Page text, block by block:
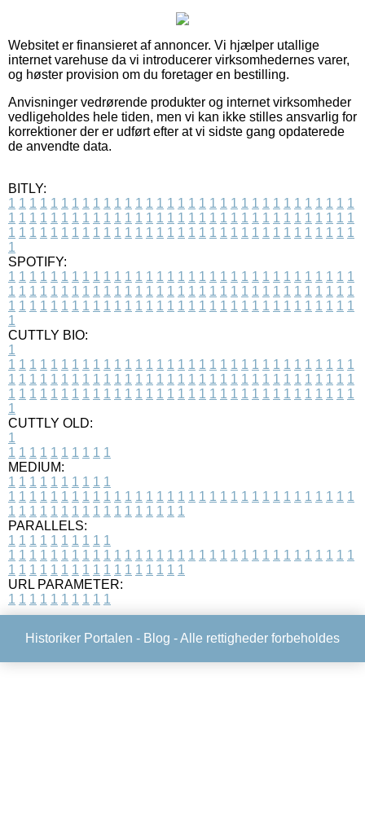
Websitet er finansieret af annoncer. Vi hjælper utallige
internet varehuse da vi introducerer virksomhedernes varer,
og høster provision om du foretager en bestilling.
Anvisninger vedrørende produkter og internet virksomheder
vedligeholdes hele tiden, men vi kan ikke stilles ansvarlig for
korrektioner der er udført efter at vi sidste gang opdaterede
de anvendte data.
BITLY:
1 1 1 1 1 1 1 1 1 1 1 1 1 1 1 1 1 1 1 1 1 1 1 1 1 1 1 1 1 1 1 1 1
1 1 1 1 1 1 1 1 1 1 1 1 1 1 1 1 1 1 1 1 1 1 1 1 1 1 1 1 1 1 1 1 1
1 1 1 1 1 1 1 1 1 1 1 1 1 1 1 1 1 1 1 1 1 1 1 1 1 1 1 1 1 1 1 1 1
1
SPOTIFY:
1 1 1 1 1 1 1 1 1 1 1 1 1 1 1 1 1 1 1 1 1 1 1 1 1 1 1 1 1 1 1 1 1
1 1 1 1 1 1 1 1 1 1 1 1 1 1 1 1 1 1 1 1 1 1 1 1 1 1 1 1 1 1 1 1 1
1 1 1 1 1 1 1 1 1 1 1 1 1 1 1 1 1 1 1 1 1 1 1 1 1 1 1 1 1 1 1 1 1
1
CUTTLY BIO:
1
1 1 1 1 1 1 1 1 1 1 1 1 1 1 1 1 1 1 1 1 1 1 1 1 1 1 1 1 1 1 1 1 1
1 1 1 1 1 1 1 1 1 1 1 1 1 1 1 1 1 1 1 1 1 1 1 1 1 1 1 1 1 1 1 1 1
1 1 1 1 1 1 1 1 1 1 1 1 1 1 1 1 1 1 1 1 1 1 1 1 1 1 1 1 1 1 1 1 1
1
CUTTLY OLD:
1
1 1 1 1 1 1 1 1 1 1
MEDIUM:
1 1 1 1 1 1 1 1 1 1
1 1 1 1 1 1 1 1 1 1 1 1 1 1 1 1 1 1 1 1 1 1 1 1 1 1 1 1 1 1 1 1 1
1 1 1 1 1 1 1 1 1 1 1 1 1 1 1 1 1
PARALLELS:
1 1 1 1 1 1 1 1 1 1
1 1 1 1 1 1 1 1 1 1 1 1 1 1 1 1 1 1 1 1 1 1 1 1 1 1 1 1 1 1 1 1 1
1 1 1 1 1 1 1 1 1 1 1 1 1 1 1 1 1
URL PARAMETER:
1 1 1 1 1 1 1 1 1 1
Historiker Portalen - Blog - Alle rettigheder forbeholdes